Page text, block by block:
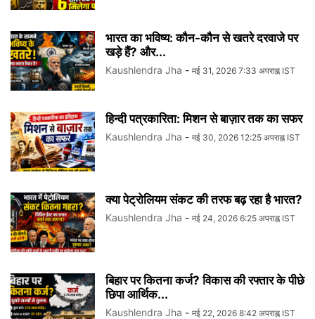
भारत का भविष्य: कौन-कौन से खतरे दरवाजे पर
खड़े हैं? और...
Kaushlendra Jha - मई 31, 2026 7:33 अपराह्न IST
हिन्दी पत्रकारिता: मिशन से बाज़ार तक का सफर
Kaushlendra Jha - मई 30, 2026 12:25 अपराह्न IST
क्या पेट्रोलियम संकट की तरफ बढ़ रहा है भारत?
Kaushlendra Jha - मई 24, 2026 6:25 अपराह्न IST
बिहार पर कितना कर्ज? विकास की रफ्तार के पीछे
छिपा आर्थिक...
Kaushlendra Jha - मई 22, 2026 8:42 अपराह्न IST